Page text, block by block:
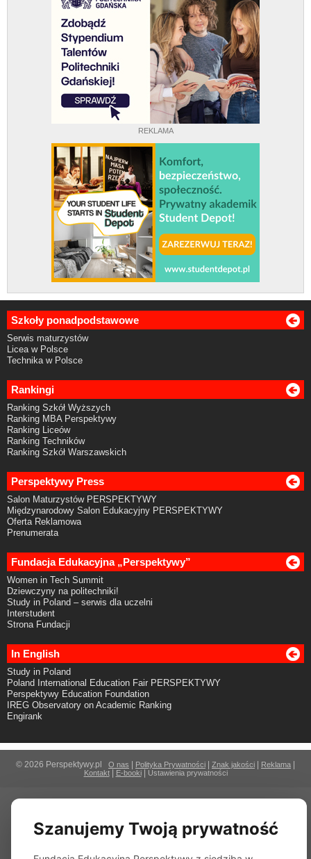
REKLAMA
Szkoły ponadpodstawowe
Serwis maturzystów
Licea w Polsce
Technika w Polsce
Rankingi
Ranking Szkół Wyższych
Ranking MBA Perspektywy
Ranking Liceów
Ranking Techników
Ranking Szkół Warszawskich
Perspektywy Press
Salon Maturzystów PERSPEKTYWY
Międzynarodowy Salon Edukacyjny PERSPEKTYWY
Oferta Reklamowa
Prenumerata
Fundacja Edukacyjna „Perspektywy”
Women in Tech Summit
Dziewczyny na politechniki!
Study in Poland – serwis dla uczelni
Interstudent
Strona Fundacji
In English
Study in Poland
Poland International Education Fair PERSPEKTYWY
Perspektywy Education Foundation
IREG Observatory on Academic Ranking
Engirank
© 2026 Perspektywy.pl O nas Polityka Prywatności Znak jakości Reklama
Kontakt| E-booki| Ustawienia prywatności
Szanujemy Twoją prywatność